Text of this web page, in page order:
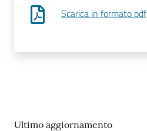
Scarica in formato pdf
Ultimo aggiornamento